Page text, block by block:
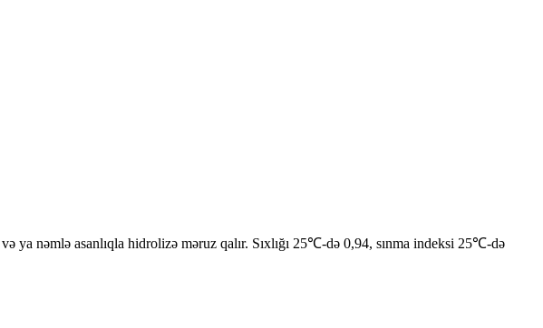
ya nəmlə asanlıqla hidrolizə məruz qalır. Sıxlığı 25℃-də 0,94, sınma indeksi 25℃-də